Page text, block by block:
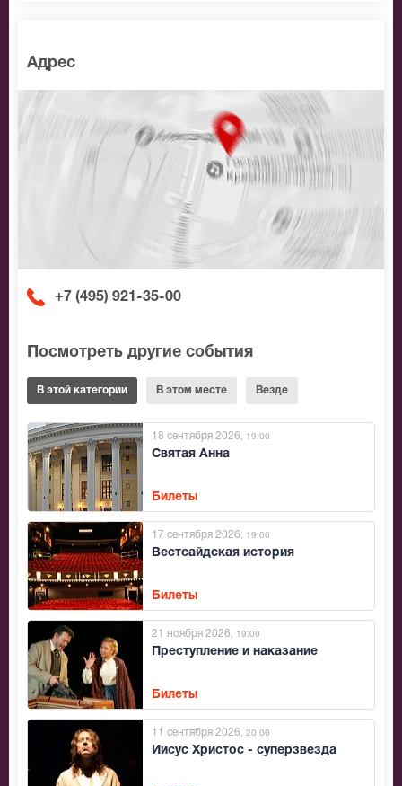
Адрес
+7 (495) 921-35-00
Посмотреть другие события
В этой категории В этом месте Везде
Святая Анна
18 сентября 2026 , 19:00
Билеты
Вестсайдская история
17 сентября 2026 , 19:00
Билеты
Преступление и наказание
21 ноября 2026 , 19:00
Билеты
Иисус Христос - суперзвезда
11 сентября 2026 , 20:00